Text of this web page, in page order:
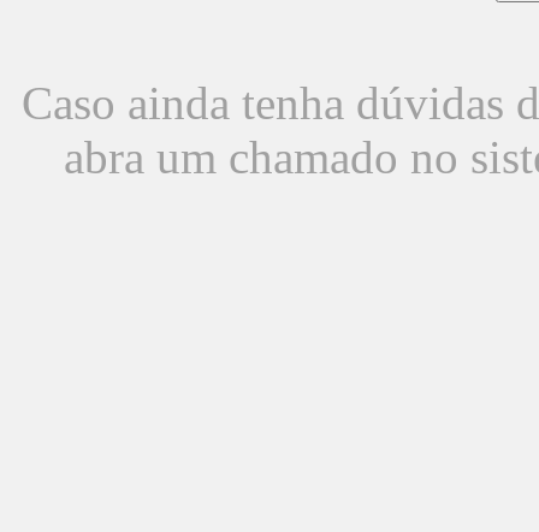
Caso ainda tenha dúvidas
abra um chamado no